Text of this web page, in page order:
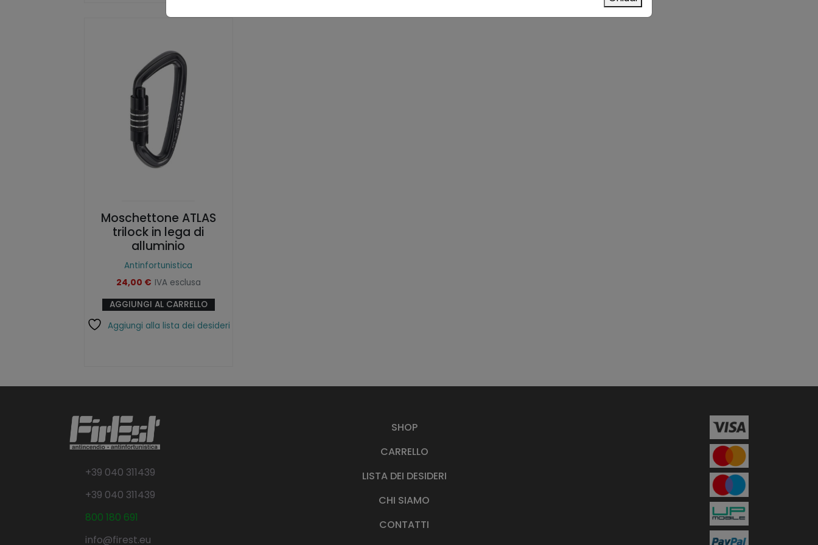
Moschettone ATLAS
trilock in lega di
alluminio
Antinfortunistica
24,00 € IVA esclusa
AGGIUNGI AL CARRELLO
Aggiungi alla lista dei desideri
+39 040 311439
+39 040 311439
800 180 691
info@firest.eu
SHOP
CARRELLO
LISTA DEI DESIDERI
CHI SIAMO
CONTATTI